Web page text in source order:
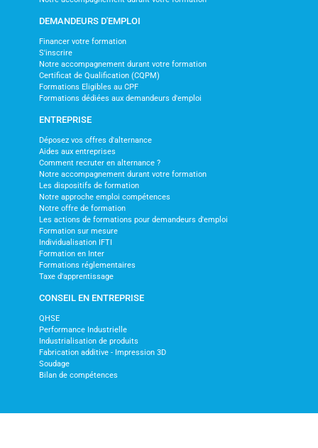
DEMANDEURS D'EMPLOI
Financer votre formation
S'inscrire
Notre accompagnement durant votre formation
Certificat de Qualification (CQPM)
Formations Eligibles au CPF
Formations dédiées aux demandeurs d'emploi
ENTREPRISE
Déposez vos offres d'alternance
Aides aux entreprises
Comment recruter en alternance ?
Notre accompagnement durant votre formation
Les dispositifs de formation
Notre approche emploi compétences
Notre offre de formation
Les actions de formations pour demandeurs d'emploi
Formation sur mesure
Individualisation IFTI
Formation en Inter
Formations réglementaires
Taxe d'apprentissage
CONSEIL EN ENTREPRISE
QHSE
Performance Industrielle
Industrialisation de produits
Fabrication additive - Impression 3D
Soudage
Bilan de compétences